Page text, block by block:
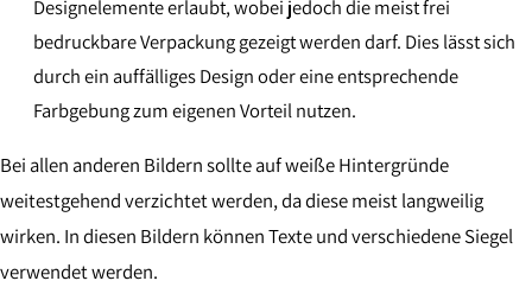
Designelemente erlaubt, wobei jedoch die meist frei
bedruckbare Verpackung gezeigt werden darf. Dies lässt sich
durch ein auffälliges Design oder eine entsprechende
Farbgebung zum eigenen Vorteil nutzen.
Bei allen anderen Bildern sollte auf weiße Hintergründe
weitestgehend verzichtet werden, da diese meist langweilig
wirken. In diesen Bildern können Texte und verschiedene Siegel
verwendet werden.